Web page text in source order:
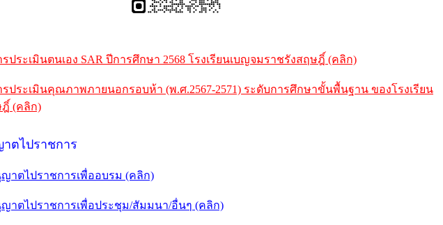
รประเมินตนเอง SAR ปีการศึกษา 2568 โรงเรียนเบญจมราชรังสฤษฎิ์ (คลิก)
รประเมินคุณภาพภายนอกรอบห้า (พ.ศ.2567-2571) ระดับการศึกษาขั้นพื้นฐาน ของโรงเรียน
ฎิ์ (คลิก)
ตไปราชการ
าตไปราชการเพื่ออบรม (คลิก)
าตไปราชการเพื่อประชุม/สัมมนา/อื่นๆ (คลิก)